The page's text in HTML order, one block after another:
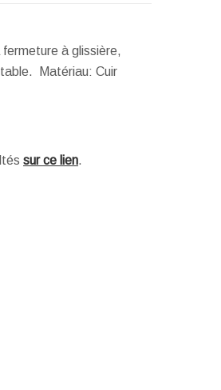
à glissière,
Matériau: Cuir
sur ce lien.